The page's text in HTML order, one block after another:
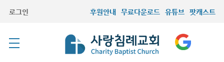
로그인 후원안내 무료다운로드 유튜브 팟캐스트